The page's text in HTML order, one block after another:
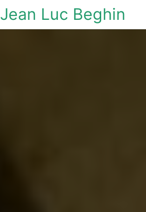
Jean Luc Beghin